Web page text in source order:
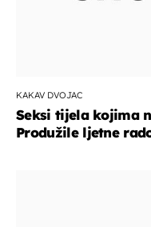
KAKAV DVOJAC
Seksi tijela kojima
Produžile ljetne